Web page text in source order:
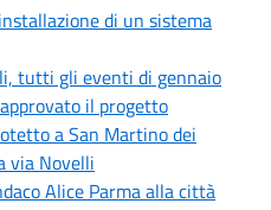
di un sistema
tutti gli eventi di gennaio
il progetto
a San Martino dei
via Novelli
Alice Parma alla città